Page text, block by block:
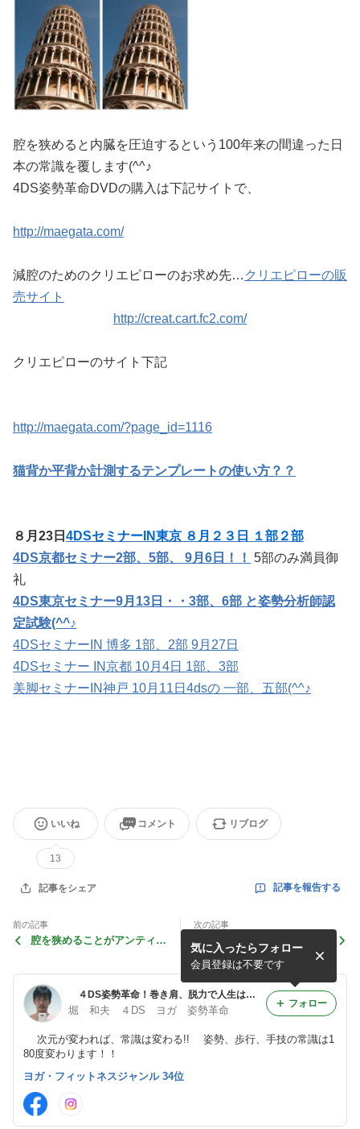
腔を狭めると内臓を圧迫するという100年来の間違った日
本の常識を覆します(^^♪
4DS姿勢革命DVDの購入は下記サイトで、
http://maegata.com/
減腔のためのクリエピローのお求め先… クリエピローの販
売サイト
http://creat.cart.fc2.com/
クリエピローのサイト下記
http://maegata.com/?page_id=1116
猫背か平背か計測するテンプレートの使い方？？
８月23日 4DSセミナーIN東京 ８月２３日 １部２部
4DS京都セミナー2部、5部、 9月6日！！ 5部のみ満員御
礼
4DS東京セミナー9月13日・・3部、6部 と姿勢分析師認
定試験(^^♪
4DSセミナーIN 博多 1部、2部 9月27日
4DSセミナー IN京都 10月4日 1部、3部
美脚セミナーIN神戸 10月11日4dsの 一部、五部(^^♪
いいね
13
コメント リブログ
記事をシェア 記事を報告する
前の記事
腔を狭めることがアンティエ
次の記事
合気技四十八手が生まれ
る？？
４DS姿勢革命！巻き肩、脱力で人生は好転する♪堀和夫
堀 和夫 ４DS ヨガ 姿勢革命
80度変わります！！
気に入ったらフォロー
会員登録は不要です
フォロー
ヨガ・フィットネスジャンル 34位